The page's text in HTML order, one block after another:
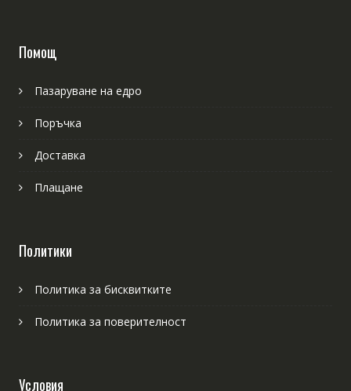
Помощ
Пазаруване на едро
Поръчка
Доставка
Плащане
Политики
Политика за бисквитките
Политика за поверителност
Условия